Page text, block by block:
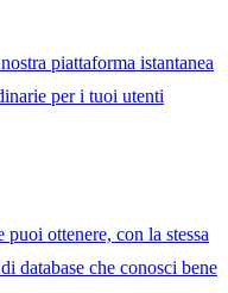
piattaforma istantanea
per i tuoi utenti
ottenere, con la stessa
database che conosci bene